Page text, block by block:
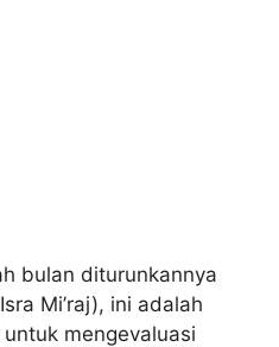
bulan diturunkannya
Mi’raj), ini adalah
mengevaluasi